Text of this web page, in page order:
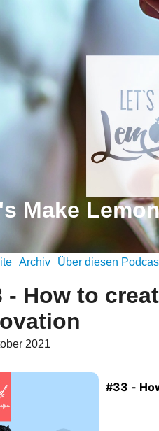
Make
Archiv Über diesen
- How to
2021